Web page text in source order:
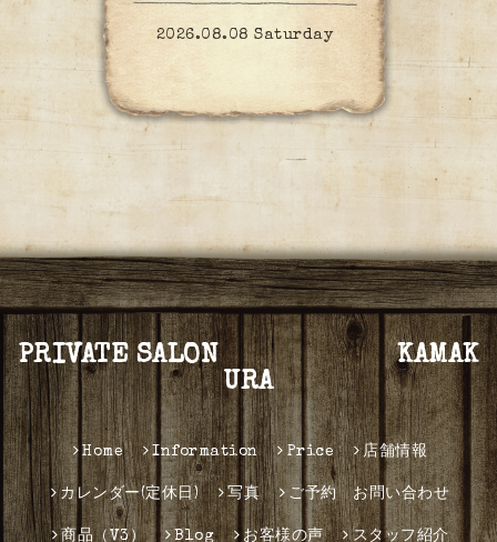
2026.08.08 Saturday
PRIVATE SALON KAMAK
URA
Home Information Price 店舗情報
カレンダー(定休日) 写真 ご予約 お問い合わせ
商品（V3） Blog お客様の声 スタッフ紹介